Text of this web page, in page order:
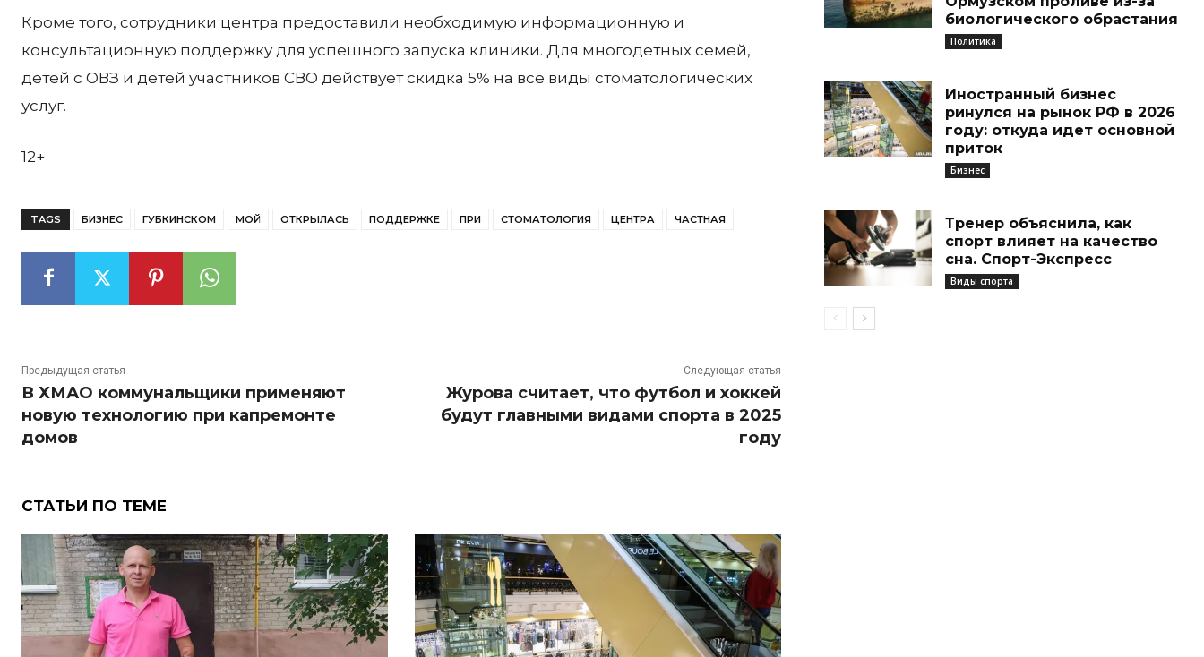
Кроме того, сотрудники центра предоставили необходимую информационную и
консультационную поддержку для успешного запуска клиники. Для многодетных семей,
детей с ОВЗ и детей участников СВО действует скидка 5% на все виды стоматологических
услуг.
12+
TAGS БИЗНЕС ГУБКИНСКОМ МОЙ ОТКРЫЛАСЬ ПОДДЕРЖКЕ ПРИ СТОМАТОЛОГИЯ ЦЕНТРА ЧАСТНАЯ
Предыдущая статья
В ХМАО коммунальщики применяют
новую технологию при капремонте
домов
Следующая статья
Журова считает, что футбол и хоккей
будут главными видами спорта в 2025
году
СТАТЬИ ПО ТЕМЕ
биологического обрастания
Политика
Иностранный бизнес
ринулся на рынок РФ в 2026
году: откуда идет основной
приток
Бизнес
Тренер объяснила, как
спорт влияет на качество
сна. Спорт-Экспресс
Виды спорта